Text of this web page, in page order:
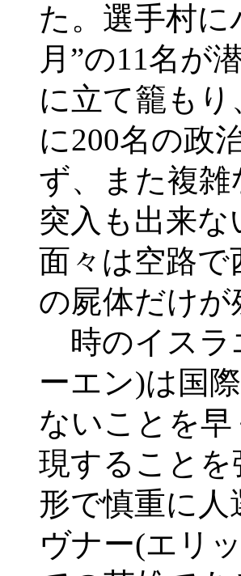
た。選手村
月”の11名が
に立て籠も
に200名の政
ず、また複
突入も出来な
面々は空路
の屍体だけ
時のイスラ
ーエン)は国
ないことを早
現すること
形で慎重に
ヴナー(エリ